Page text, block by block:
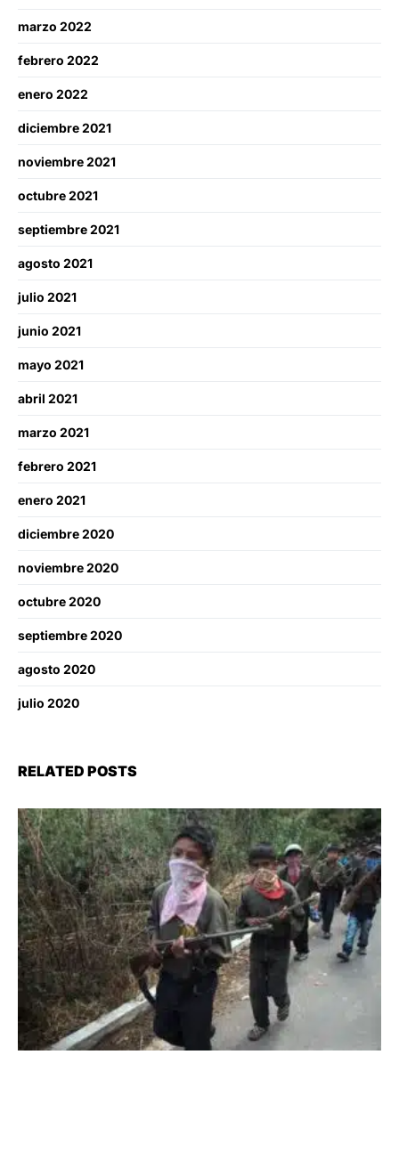
marzo 2022
febrero 2022
enero 2022
diciembre 2021
noviembre 2021
octubre 2021
septiembre 2021
agosto 2021
julio 2021
junio 2021
mayo 2021
abril 2021
marzo 2021
febrero 2021
enero 2021
diciembre 2020
noviembre 2020
octubre 2020
septiembre 2020
agosto 2020
julio 2020
RELATED POSTS